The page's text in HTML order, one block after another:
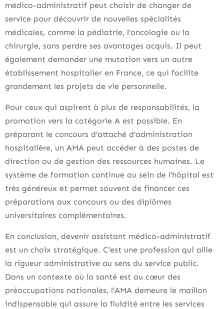
médico-administratif peut choisir de changer de
service pour découvrir de nouvelles spécialités
médicales, comme la pédiatrie, l’oncologie ou la
chirurgie, sans perdre ses avantages acquis. Il peut
également demander une mutation vers un autre
établissement hospitalier en France, ce qui facilite
grandement les projets de vie personnelle.
Pour ceux qui aspirent à plus de responsabilités, la
promotion vers la catégorie A est possible. En
préparant le concours d’attaché d’administration
hospitalière, un AMA peut accéder à des postes de
direction ou de gestion des ressources humaines. Le
système de formation continue au sein de l’hôpital est
très généreux et permet souvent de financer ces
préparations aux concours ou des diplômes
universitaires complémentaires.
En conclusion, devenir assistant médico-administratif
est un choix stratégique. C’est une profession qui allie
la rigueur administrative au sens du service public.
Dans un contexte où la santé est au cœur des
préoccupations nationales, l’AMA demeure le maillon
indispensable qui assure la fluidité entre les services